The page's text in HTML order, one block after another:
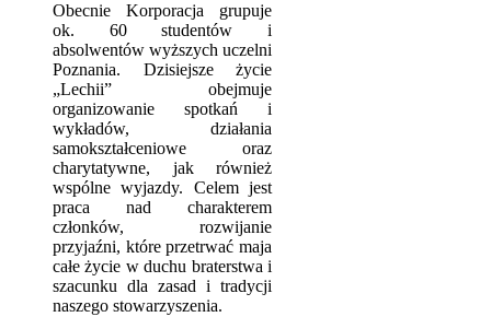
Obecnie Korporacja grupuje
ok. 60 studentów i
absolwentów wyższych uczelni
Poznania. Dzisiejsze życie
„Lechii” obejmuje
organizowanie spotkań i
wykładów, działania
samokształceniowe oraz
charytatywne, jak również
wspólne wyjazdy. Celem jest
praca nad charakterem
członków, rozwijanie
przyjaźni, które przetrwać maja
całe życie w duchu braterstwa i
szacunku dla zasad i tradycji
naszego stowarzyszenia.